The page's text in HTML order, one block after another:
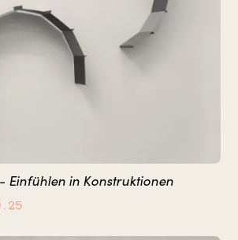
Einfühlen in Konstruktionen